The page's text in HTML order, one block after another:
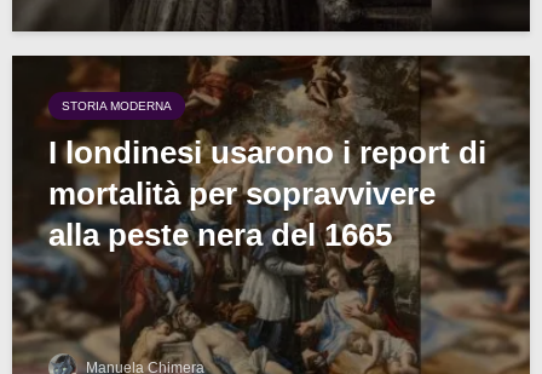
STORIA MODERNA
I londinesi usarono i report di
mortalità per sopravvivere
alla peste nera del 1665
Manuela Chimera